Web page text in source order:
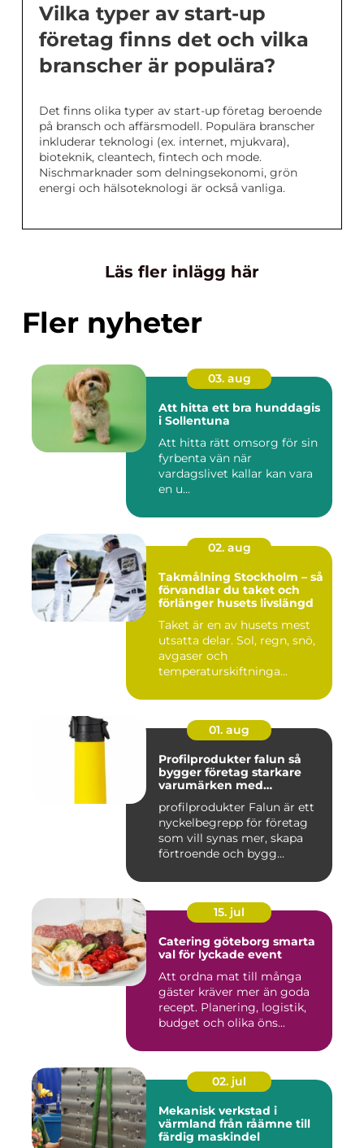
Vilka typer av start-up
företag finns det och vilka
branscher är populära?
Det finns olika typer av start-up företag beroende
på bransch och affärsmodell. Populära branscher
inkluderar teknologi (ex. internet, mjukvara),
bioteknik, cleantech, fintech och mode.
Nischmarknader som delningsekonomi, grön
energi och hälsoteknologi är också vanliga.
Läs fler inlägg här
Fler nyheter
03. aug
Att hitta ett bra hunddagis
i Sollentuna
Att hitta rätt omsorg för sin
fyrbenta vän när
vardagslivet kallar kan vara
en u...
02. aug
Takmålning Stockholm – så
förvandlar du taket och
förlänger husets livslängd
Taket är en av husets mest
utsatta delar. Sol, regn, snö,
avgaser och
temperaturskiftninga...
01. aug
Profilprodukter falun så
bygger företag starkare
varumärken med
profilprodukter Falun är ett
nyckelbegrepp för företag
som vill synas mer, skapa
förtroende och bygg...
15. jul
Catering göteborg smarta
val för lyckade event
Att ordna mat till många
gäster kräver mer än goda
recept. Planering, logistik,
budget och olika öns...
02. jul
Mekanisk verkstad i
värmland från råämne till
färdig maskindel